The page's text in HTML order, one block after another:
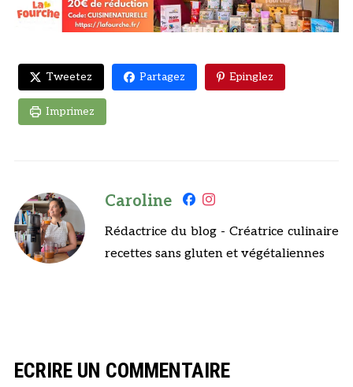
Tweetez Partagez Epinglez
Imprimez
Caroline
Rédactrice du blog - Créatrice culinaire
recettes sans gluten et végétaliennes
ECRIRE UN COMMENTAIRE